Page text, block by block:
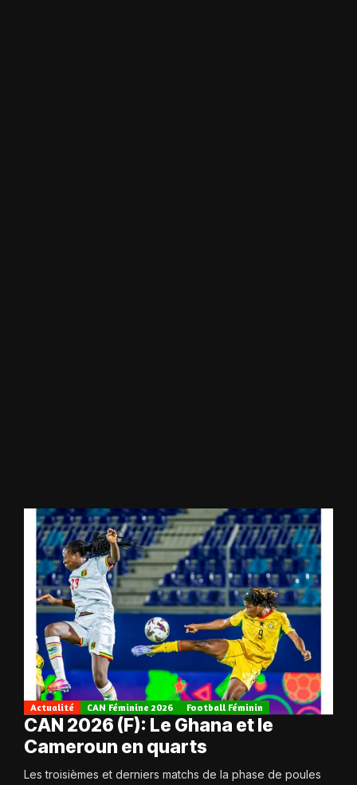
Actualité CAN Féminine 2026 Football Féminin
CAN 2026 (F): Le Ghana et le
Cameroun en quarts
Les troisièmes et derniers matchs de la phase de poules